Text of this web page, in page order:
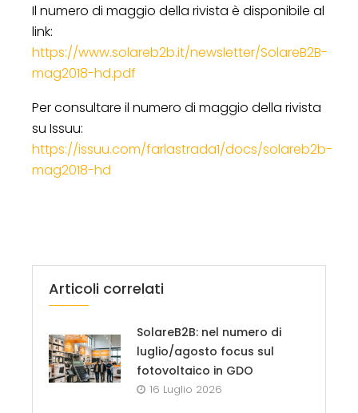
Il numero di maggio della rivista è disponibile al
link:
https://www.solareb2b.it/newsletter/SolareB2B-
mag2018-hd.pdf
Per consultare il numero di maggio della rivista
su Issuu:
https://issuu.com/farlastrada1/docs/solareb2b-
mag2018-hd
Articoli correlati
SolareB2B: nel numero di
luglio/agosto focus sul
fotovoltaico in GDO
16 Luglio 2026